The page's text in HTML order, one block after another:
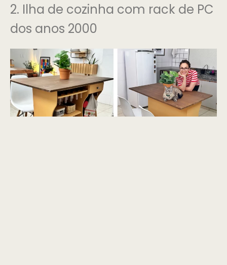
2. Ilha de cozinha com rack de PC
dos anos 2000